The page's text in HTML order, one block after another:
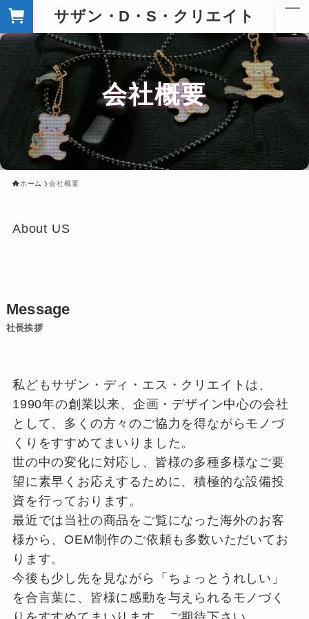
サザン・D・S・クリエイト
ュ
ー
会社概要
ホーム 会社概要
About US
Message
社長挨拶
私どもサザン・ディ・エス・クリエイトは、
1990年の創業以来、企画・デザイン中心の会社
として、多くの方々のご協力を得ながらモノづ
くりをすすめてまいりました。
世の中の変化に対応し、皆様の多種多様なご要
望に素早くお応えするために、積極的な設備投
資を行っております。
最近では当社の商品をご覧になった海外のお客
様から、OEM制作のご依頼も多数いただいてお
ります。
今後も少し先を見ながら「ちょっとうれしい」
を合言葉に、皆様に感動を与えられるモノづく